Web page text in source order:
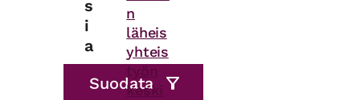
s
i
a
n
läheis
yhteis
työn
keski